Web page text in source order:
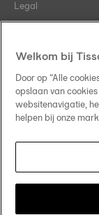
Legal
Onze verplichtingen
Welkom bij
Door op “Alle
opslaan van
websitenavigatie,
helpen bij onze